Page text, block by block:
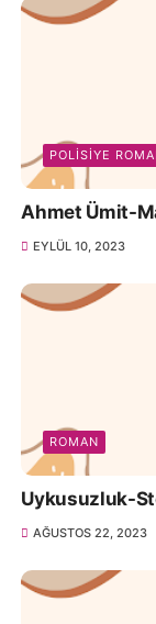
POLISIYE
Ahmet Ümit-
EYLÜL 10, 2023
ROMAN
Uykusuzluk-
AĞUSTOS 22, 2023